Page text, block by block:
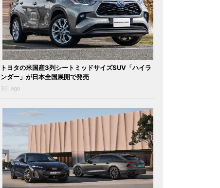
トヨタの米国産3列シートミッドサイズSUV「ハイラ
ンダー」が日本全国展開で発売
3日 ago